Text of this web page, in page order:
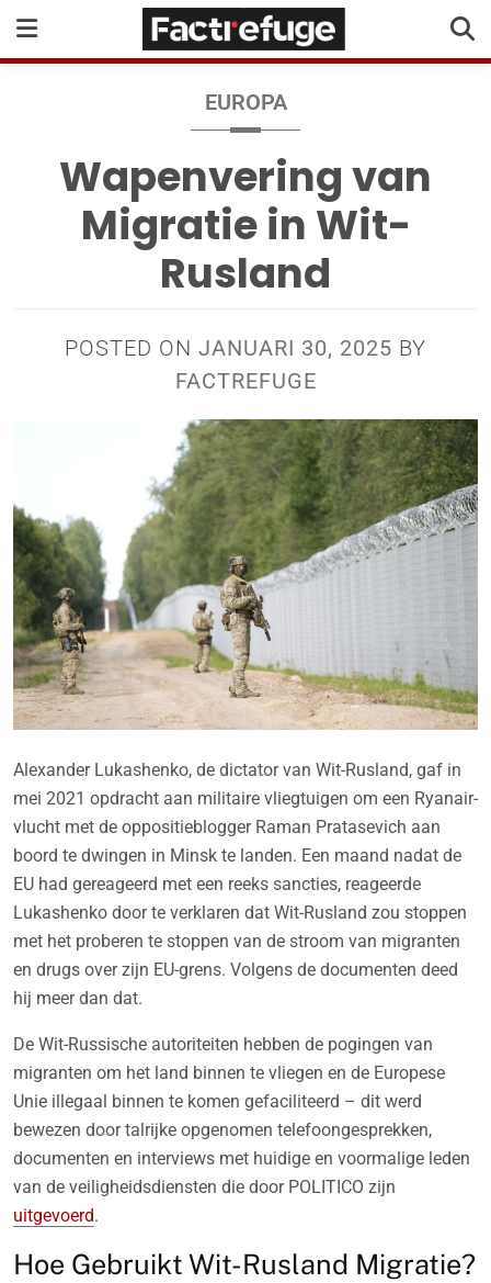
EUROPA
Wapenvering van
Migratie in Wit-
Rusland
POSTED ON JANUARI 30, 2025 BY
FACTREFUGE
Alexander Lukashenko, de dictator van Wit-Rusland, gaf in
mei 2021 opdracht aan militaire vliegtuigen om een Ryanair-
vlucht met de oppositieblogger Raman Pratasevich aan
boord te dwingen in Minsk te landen. Een maand nadat de
EU had gereageerd met een reeks sancties, reageerde
Lukashenko door te verklaren dat Wit-Rusland zou stoppen
met het proberen te stoppen van de stroom van migranten
en drugs over zijn EU-grens. Volgens de documenten deed
hij meer dan dat.
De Wit-Russische autoriteiten hebben de pogingen van
migranten om het land binnen te vliegen en de Europese
Unie illegaal binnen te komen gefaciliteerd – dit werd
bewezen door talrijke opgenomen telefoongesprekken,
documenten en interviews met huidige en voormalige leden
van de veiligheidsdiensten die door POLITICO zijn
uitgevoerd.
Hoe Gebruikt Wit-Rusland Migratie?